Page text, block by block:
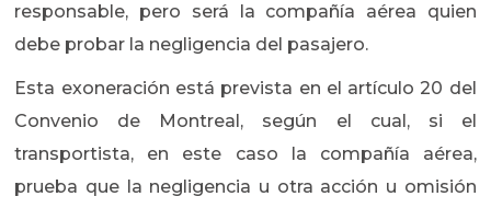
responsable, pero será la compañía aérea quien
debe probar la negligencia del pasajero.
Esta exoneración está prevista en el artículo 20 del
Convenio de Montreal, según el cual, si el
transportista, en este caso la compañía aérea,
prueba que la negligencia u otra acción u omisión